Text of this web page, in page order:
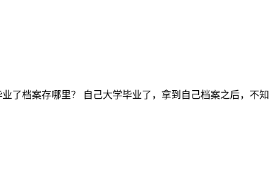
了档案存哪里？ 自己大学毕业了，拿到自己档案之后，不知